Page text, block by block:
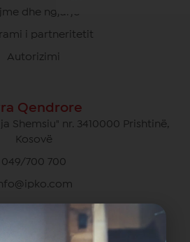
dhe ngjarje
i partneritetit
Autorizimi
Qendrore
Shemsiu" nr. 3410000 Prishtinë,
Kosovë
049/700 700
Klientëve Privat